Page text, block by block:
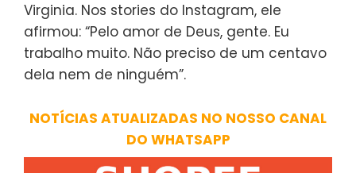
Virginia. Nos stories do Instagram, ele
afirmou: “Pelo amor de Deus, gente. Eu
trabalho muito. Não preciso de um centavo
dela nem de ninguém”.
NOTÍCIAS ATUALIZADAS NO NOSSO CANAL
DO WHATSAPP